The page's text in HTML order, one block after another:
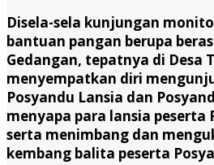
Disela-sela kunjungan
bantuan pangan berupa
Gedangan, tepatnya di Desa
menyempatkan diri
Posyandu Lansia dan
menyapa para lansia peserta
serta menimbang dan
kembang balita peserta